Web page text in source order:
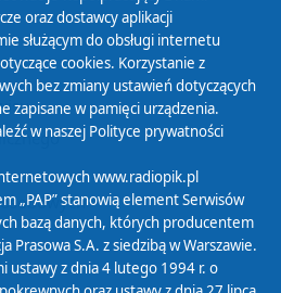
oraz dostawcy aplikacji
służącym do obsługi internetu
cookies. Korzystanie z
bez zmiany ustawień dotyczących
zapisane w pamięci urządzenia.
w naszej Polityce prywatności
www.radiopik.pl
„PAP” stanowią element Serwisów
bazą danych, których producentem
Prasowa S.A. z siedzibą w Warszawie.
ustawy z dnia 4 lutego 1994 r. o